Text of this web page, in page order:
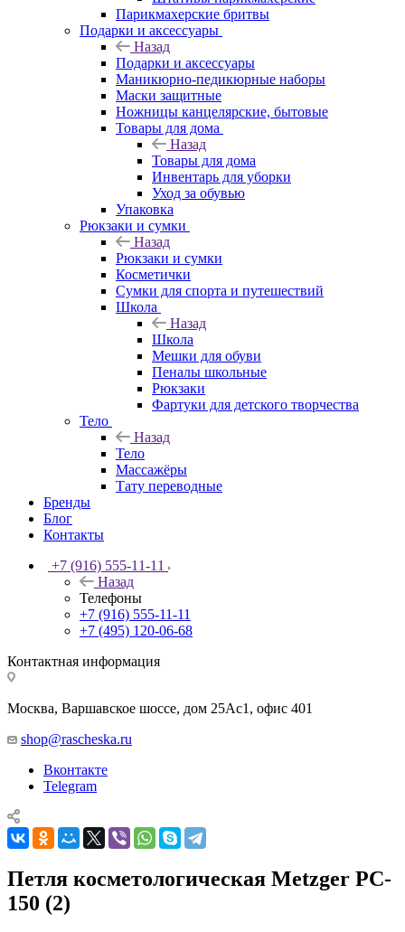
Парикмахерские бритвы
Подарки и аксессуары
Назад
Подарки и аксессуары
Маникюрно-педикюрные наборы
Маски защитные
Ножницы канцелярские, бытовые
Товары для дома
Назад
Товары для дома
Инвентарь для уборки
Уход за обувью
Упаковка
Рюкзаки и сумки
Назад
Рюкзаки и сумки
Косметички
Сумки для спорта и путешествий
Школа
Назад
Школа
Мешки для обуви
Пеналы школьные
Рюкзаки
Фартуки для детского творчества
Тело
Назад
Тело
Массажёры
Тату переводные
Бренды
Блог
Контакты
+7 (916) 555-11-11
Назад
Телефоны
+7 (916) 555-11-11
+7 (495) 120-06-68
Контактная информация
Москва, Варшавское шоссе, дом 25Аc1, офис 401
shop@rascheska.ru
Вконтакте
Telegram
Петля косметологическая Metzger PC-
150 (2)